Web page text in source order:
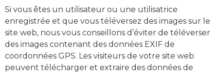
Si vous êtes un utilisateur ou une utilisatrice
enregistrée et que vous téléversez des images sur le
site web, nous vous conseillons d’éviter de téléverser
des images contenant des données EXIF de
coordonnées GPS. Les visiteurs de votre site web
peuvent télécharger et extraire des données de